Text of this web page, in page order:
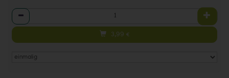
Anzahl
3,99 €